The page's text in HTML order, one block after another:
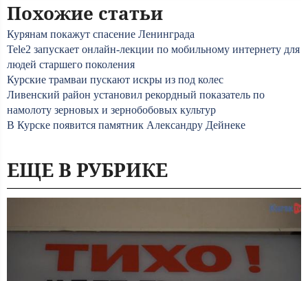
Похожие статьи
Курянам покажут спасение Ленинграда
Tele2 запускает онлайн-лекции по мобильному интернету для
людей старшего поколения
Курские трамваи пускают искры из под колес
Ливенский район установил рекордный показатель по
намолоту зерновых и зернобобовых культур
В Курске появится памятник Александру Дейнеке
ЕЩЕ В РУБРИКЕ